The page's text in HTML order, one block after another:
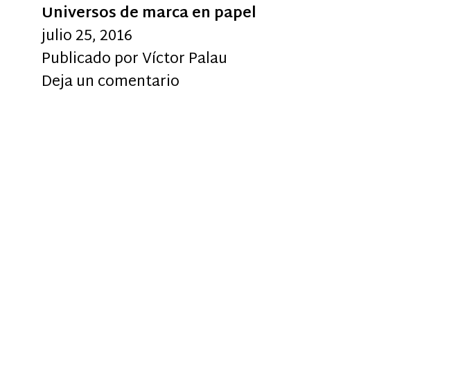
Universos de marca en papel
julio 25, 2016
Publicado porVíctor Palau
Deja un comentario